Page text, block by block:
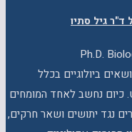
גיל סתיו
Ph.D.
ביולוגיים בכלל
כיום נחשב לאחד המומחים
נגד יתושים ושאר חרקים,